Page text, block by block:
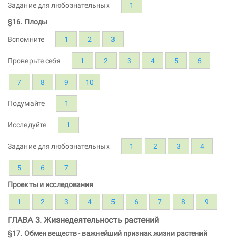
Задание для любознательных 1
§16. Плоды
Вспомните 1 2 3
Проверьте себя 1 2 3 4 5 6
7 8 9 10
Подумайте 1
Исследуйте 1
Задание для любознательных 1 2 3 4
5 6 7
Проекты и исследования
1 2 3 4 5 6 7 8 9
ГЛАВА 3. Жизнедеятельность растений
§17. Обмен веществ - важнейший признак жизни растений